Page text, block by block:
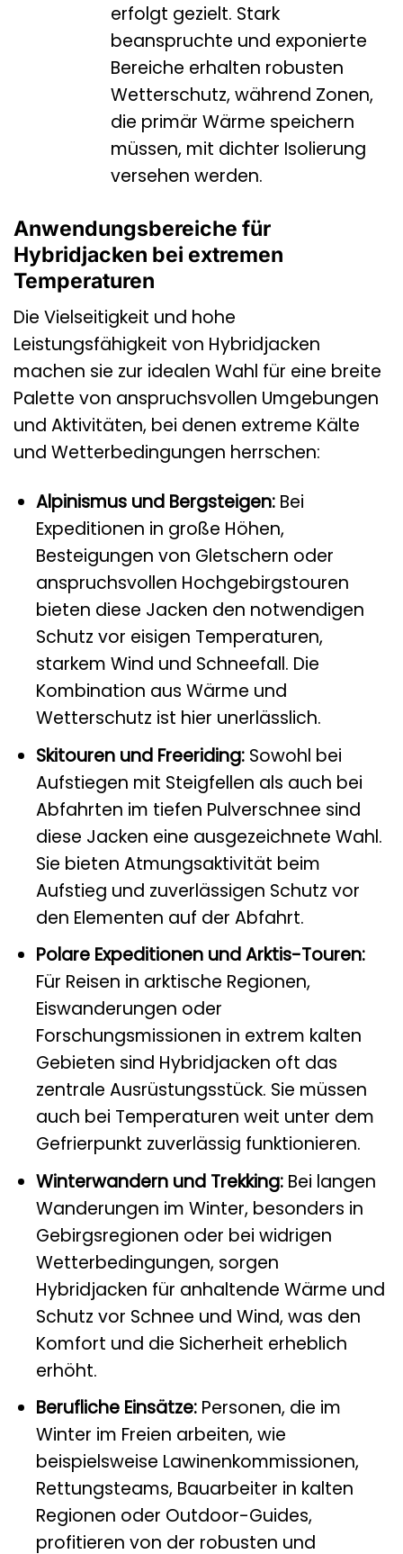
erfolgt gezielt. Stark
beanspruchte und exponierte
Bereiche erhalten robusten
Wetterschutz, während Zonen,
die primär Wärme speichern
müssen, mit dichter Isolierung
versehen werden.
Anwendungsbereiche für
Hybridjacken bei extremen
Temperaturen
Die Vielseitigkeit und hohe
Leistungsfähigkeit von Hybridjacken
machen sie zur idealen Wahl für eine breite
Palette von anspruchsvollen Umgebungen
und Aktivitäten, bei denen extreme Kälte
und Wetterbedingungen herrschen:
Alpinismus und Bergsteigen:Bei
Expeditionen in große Höhen,
Besteigungen von Gletschern oder
anspruchsvollen Hochgebirgstouren
bieten diese Jacken den notwendigen
Schutz vor eisigen Temperaturen,
starkem Wind und Schneefall. Die
Kombination aus Wärme und
Wetterschutz ist hier unerlässlich.
Skitouren und Freeriding:Sowohl bei
Aufstiegen mit Steigfellen als auch bei
Abfahrten im tiefen Pulverschnee sind
diese Jacken eine ausgezeichnete Wahl.
Sie bieten Atmungsaktivität beim
Aufstieg und zuverlässigen Schutz vor
den Elementen auf der Abfahrt.
Polare Expeditionen und Arktis-Touren:
Für Reisen in arktische Regionen,
Eiswanderungen oder
Forschungsmissionen in extrem kalten
Gebieten sind Hybridjacken oft das
zentrale Ausrüstungsstück. Sie müssen
auch bei Temperaturen weit unter dem
Gefrierpunkt zuverlässig funktionieren.
Winterwandern und Trekking:Bei langen
Wanderungen im Winter, besonders in
Gebirgsregionen oder bei widrigen
Wetterbedingungen, sorgen
Hybridjacken für anhaltende Wärme und
Schutz vor Schnee und Wind, was den
Komfort und die Sicherheit erheblich
erhöht.
Berufliche Einsätze:Personen, die im
Winter im Freien arbeiten, wie
beispielsweise Lawinenkommissionen,
Rettungsteams, Bauarbeiter in kalten
Regionen oder Outdoor-Guides,
profitieren von der robusten und